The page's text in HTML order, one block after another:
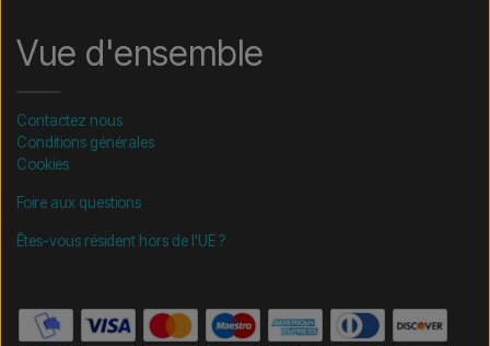
Vue d'ensemble
Contactez nous
Conditions générales
Cookies
Foire aux questions
Êtes-vous résident hors de l'UE ?